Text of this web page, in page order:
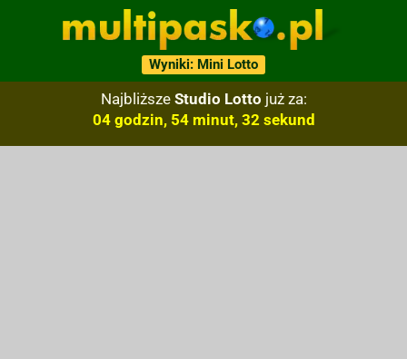
Wyniki: Mini Lotto
Najbliższe Studio Lotto już za:
04 godzin, 54 minut, 31 sekund